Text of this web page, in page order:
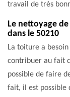
travail de très
Le nettoyage
dans le 50210
La toiture a
contribuer au fait
possible de faire
fait, il est possible